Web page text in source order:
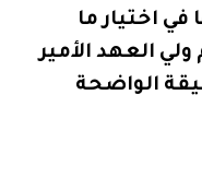
في اختيار ما
ولي العهد الأمير
الواضحة